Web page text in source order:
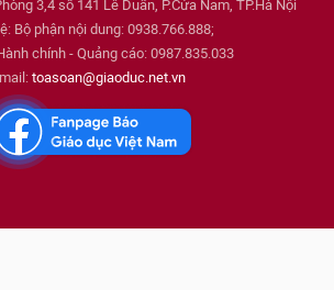
3,4 số 141 Lê Duẩn, P.Cửa Nam, TP.Hà Nội
Bộ phận nội dung: 0938.766.888;
chính - Quảng cáo: 0987.835.033
toasoan@giaoduc.net.vn